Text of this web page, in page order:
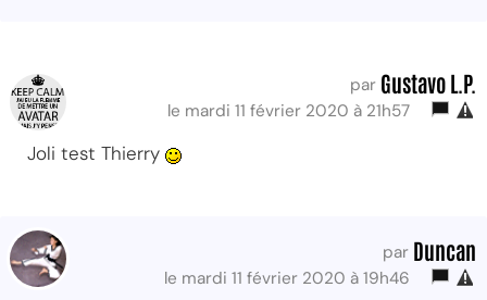
par Gustavo L.P.
le mardi 11 février 2020 à 21h57
Joli test Thierry
par Duncan
le mardi 11 février 2020 à 19h46